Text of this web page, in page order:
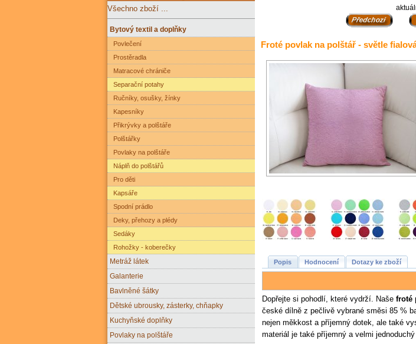
Froté povlak na polštář - světle
Popis Hodnocení Dotazy ke zboží
Dopřejte si pohodlí, které vydrží. Naše froté
české dílně z pečlivě vybrané směsi 85 %
nejen měkkost a příjemný dotek, ale také
materiál je také příjemný a velmi jednoduchý
Všechno zboží ...
Bytový textil a doplňky
Povlečení
Prostěradla
Matracové chrániče
Separační potahy
Ručníky, osušky, žínky
Kapesníky
Přikrývky a polštáře
Polštářky
Povlaky na polštáře
Náplň do polštářů
Pro děti
Kapsáře
Spodní prádlo
Deky, přehozy a plédy
Sedáky
Rohožky - koberečky
Metráž látek
Galanterie
Bavlněné šátky
Dětské ubrousky, zásterky, chňapky
Kuchyňské doplňky
Povlaky na polštáře